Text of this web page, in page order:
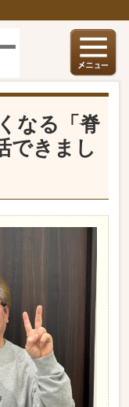
なる「脊
できまし